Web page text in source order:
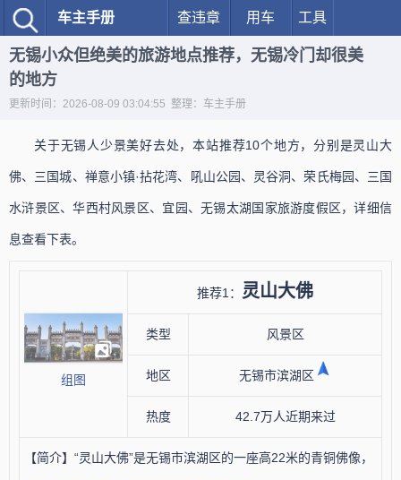
车主手册 查违章 用车 工具
无锡小众但绝美的旅游地点推荐，无锡冷门却很美
的地方
更新时间：2026-08-09 03:04:55 整理：车主手册
关于无锡人少景美好去处，本站推荐10个地方，分别是灵山大
佛、三国城、禅意小镇·拈花湾、吼山公园、灵谷洞、荣氏梅园、三国
水浒景区、华西村风景区、宜园、无锡太湖国家旅游度假区，详细信
息查看下表。
组图
推荐1： 灵山大佛
类型 风景区
地区 无锡市滨湖区
热度 42.7万人近期来过
【简介】“灵山大佛”是无锡市滨湖区的一座高22米的青铜佛像，